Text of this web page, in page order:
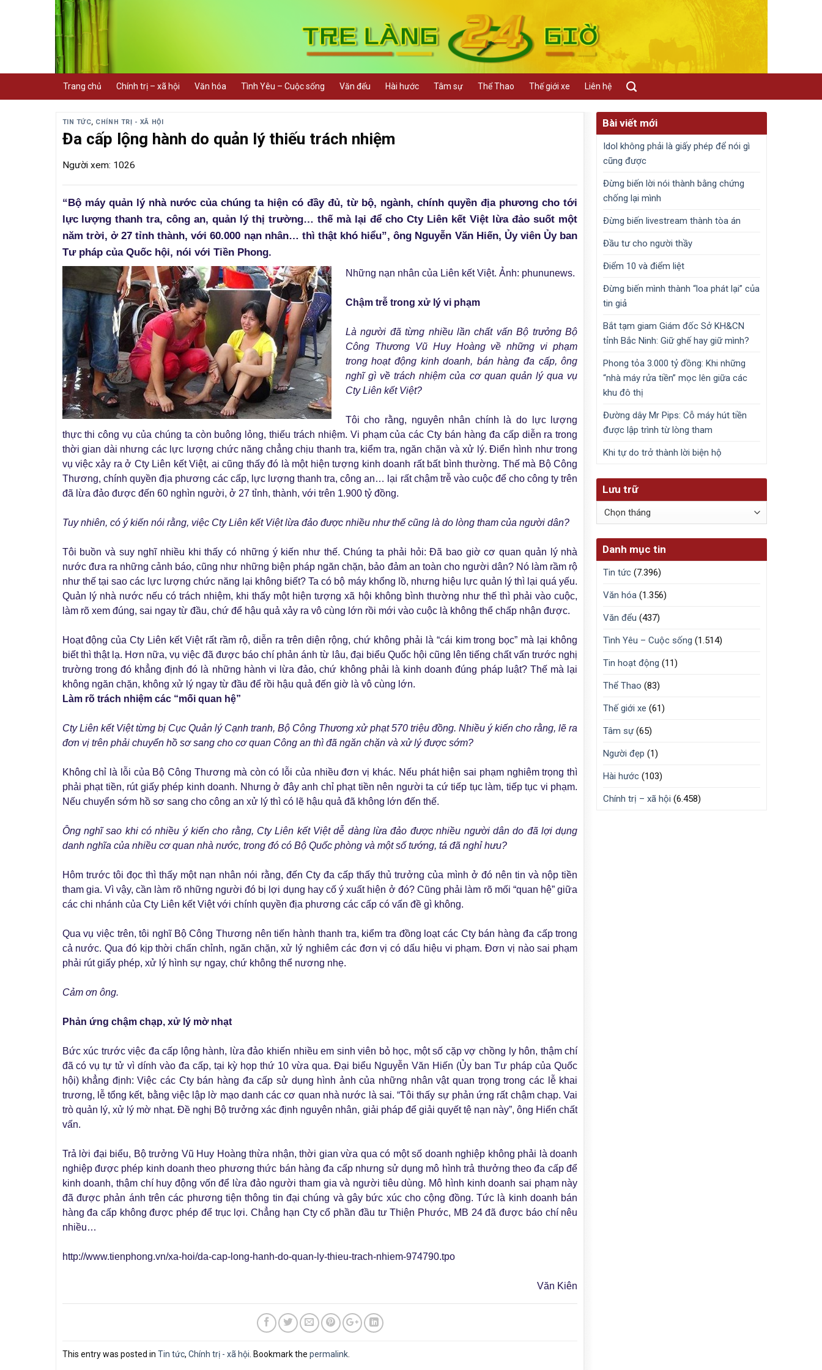
Trang chủ Chính trị – xã hội Văn hóa Tình Yêu – Cuộc sống Văn đểu Hài hước Tâm sự Thể Thao Thế giới xe Liên hệ
TIN TỨC, CHÍNH TRỊ - XÃ HỘI
Đa cấp lộng hành do quản lý thiếu trách nhiệm
Người xem: 1026
“Bộ máy quản lý nhà nước của chúng ta hiện có đầy đủ, từ bộ, ngành, chính quyền địa phương cho tới
lực lượng thanh tra, công an, quản lý thị trường… thế mà lại để cho Cty Liên kết Việt lừa đảo suốt một
năm trời, ở 27 tỉnh thành, với 60.000 nạn nhân… thì thật khó hiểu”, ông Nguyễn Văn Hiến, Ủy viên Ủy ban
Tư pháp của Quốc hội, nói với Tiền Phong.
Những nạn nhân của Liên kết Việt. Ảnh: phununews.
Chậm trễ trong xử lý vi phạm
Là người đã từng nhiều lần chất vấn Bộ trưởng Bộ
Công Thương Vũ Huy Hoàng về những vi phạm
trong hoạt động kinh doanh, bán hàng đa cấp, ông
nghĩ gì về trách nhiệm của cơ quan quản lý qua vụ
Cty Liên kết Việt?
Tôi cho rằng, nguyên nhân chính là do lực lượng
thực thi công vụ của chúng ta còn buông lỏng, thiếu trách nhiệm. Vi phạm của các Cty bán hàng đa cấp diễn ra trong
thời gian dài nhưng các lực lượng chức năng chẳng chịu thanh tra, kiểm tra, ngăn chặn và xử lý. Điển hình như trong
vụ việc xảy ra ở Cty Liên kết Việt, ai cũng thấy đó là một hiện tượng kinh doanh rất bất bình thường. Thế mà Bộ Công
Thương, chính quyền địa phương các cấp, lực lượng thanh tra, công an… lại rất chậm trễ vào cuộc để cho công ty trên
đã lừa đảo được đến 60 nghìn người, ở 27 tỉnh, thành, với trên 1.900 tỷ đồng.
Tuy nhiên, có ý kiến nói rằng, việc Cty Liên kết Việt lừa đảo được nhiều như thế cũng là do lòng tham của người dân?
Tôi buồn và suy nghĩ nhiều khi thấy có những ý kiến như thế. Chúng ta phải hỏi: Đã bao giờ cơ quan quản lý nhà
nước đưa ra những cảnh báo, cũng như những biện pháp ngăn chặn, bảo đảm an toàn cho người dân? Nó làm rầm rộ
như thế tại sao các lực lượng chức năng lại không biết? Ta có bộ máy khổng lồ, nhưng hiệu lực quản lý thì lại quá yếu.
Quản lý nhà nước nếu có trách nhiệm, khi thấy một hiện tượng xã hội không bình thường như thế thì phải vào cuộc,
làm rõ xem đúng, sai ngay từ đầu, chứ để hậu quả xảy ra vô cùng lớn rồi mới vào cuộc là không thể chấp nhận được.
Hoạt động của Cty Liên kết Việt rất rầm rộ, diễn ra trên diện rộng, chứ không phải là “cái kim trong bọc” mà lại không
biết thì thật lạ. Hơn nữa, vụ việc đã được báo chí phản ánh từ lâu, đại biểu Quốc hội cũng lên tiếng chất vấn trước nghị
trường trong đó khẳng định đó là những hành vi lừa đảo, chứ không phải là kinh doanh đúng pháp luật? Thế mà lại
không ngăn chặn, không xử lý ngay từ đầu để rồi hậu quả đến giờ là vô cùng lớn.
Làm rõ trách nhiệm các “mối quan hệ”
Cty Liên kết Việt từng bị Cục Quản lý Cạnh tranh, Bộ Công Thương xử phạt 570 triệu đồng. Nhiều ý kiến cho rằng, lẽ ra
đơn vị trên phải chuyển hồ sơ sang cho cơ quan Công an thì đã ngăn chặn và xử lý được sớm?
Không chỉ là lỗi của Bộ Công Thương mà còn có lỗi của nhiều đơn vị khác. Nếu phát hiện sai phạm nghiêm trọng thì
phải phạt tiền, rút giấy phép kinh doanh. Nhưng ở đây anh chỉ phạt tiền nên người ta cứ tiếp tục làm, tiếp tục vi phạm.
Nếu chuyển sớm hồ sơ sang cho công an xử lý thì có lẽ hậu quả đã không lớn đến thế.
Ông nghĩ sao khi có nhiều ý kiến cho rằng, Cty Liên kết Việt dễ dàng lừa đảo được nhiều người dân do đã lợi dụng
danh nghĩa của nhiều cơ quan nhà nước, trong đó có Bộ Quốc phòng và một số tướng, tá đã nghỉ hưu?
Hôm trước tôi đọc thì thấy một nạn nhân nói rằng, đến Cty đa cấp thấy thủ trưởng của mình ở đó nên tin và nộp tiền
tham gia. Vì vậy, cần làm rõ những người đó bị lợi dụng hay cố ý xuất hiện ở đó? Cũng phải làm rõ mối “quan hệ” giữa
các chi nhánh của Cty Liên kết Việt với chính quyền địa phương các cấp có vấn đề gì không.
Qua vụ việc trên, tôi nghĩ Bộ Công Thương nên tiến hành thanh tra, kiểm tra đồng loạt các Cty bán hàng đa cấp trong
cả nước. Qua đó kịp thời chấn chỉnh, ngăn chặn, xử lý nghiêm các đơn vị có dấu hiệu vi phạm. Đơn vị nào sai phạm
phải rút giấy phép, xử lý hình sự ngay, chứ không thể nương nhẹ.
Cảm ơn ông.
Phản ứng chậm chạp, xử lý mờ nhạt
Bức xúc trước việc đa cấp lộng hành, lừa đảo khiến nhiều em sinh viên bỏ học, một số cặp vợ chồng ly hôn, thậm chí
đã có vụ tự tử vì dính vào đa cấp, tại kỳ họp thứ 10 vừa qua. Đại biểu Nguyễn Văn Hiến (Ủy ban Tư pháp của Quốc
hội) khẳng định: Việc các Cty bán hàng đa cấp sử dụng hình ảnh của những nhân vật quan trọng trong các lễ khai
trương, lễ tổng kết, bằng việc lập lờ mạo danh các cơ quan nhà nước là sai. “Tôi thấy sự phản ứng rất chậm chạp. Vai
trò quản lý, xử lý mờ nhạt. Đề nghị Bộ trưởng xác định nguyên nhân, giải pháp để giải quyết tệ nạn này”, ông Hiến chất
vấn.
Trả lời đại biểu, Bộ trưởng Vũ Huy Hoàng thừa nhận, thời gian vừa qua có một số doanh nghiệp không phải là doanh
nghiệp được phép kinh doanh theo phương thức bán hàng đa cấp nhưng sử dụng mô hình trả thưởng theo đa cấp để
kinh doanh, thậm chí huy động vốn để lừa đảo người tham gia và người tiêu dùng. Mô hình kinh doanh sai phạm này
đã được phản ánh trên các phương tiện thông tin đại chúng và gây bức xúc cho cộng đồng. Tức là kinh doanh bán
hàng đa cấp không được phép để trục lợi. Chẳng hạn Cty cổ phần đầu tư Thiện Phước, MB 24 đã được báo chí nêu
nhiều…
http://www.tienphong.vn/xa-hoi/da-cap-long-hanh-do-quan-ly-thieu-trach-nhiem-974790.tpo
Văn Kiên
This entry was posted in Tin tức, Chính trị - xã hội . Bookmark the permalink.
Bài viết mới
Idol không phải là giấy phép để nói gì
cũng được
Đừng biến lời nói thành bằng chứng
chống lại mình
Đừng biến livestream thành tòa án
Đầu tư cho người thầy
Điểm 10 và điểm liệt
Đừng biến mình thành “loa phát lại” của
tin giả
Bắt tạm giam Giám đốc Sở KH&CN
tỉnh Bắc Ninh: Giữ ghế hay giữ mình?
Phong tỏa 3.000 tỷ đồng: Khi những
“nhà máy rửa tiền” mọc lên giữa các
khu đô thị
Đường dây Mr Pips: Cỗ máy hút tiền
được lập trình từ lòng tham
Khi tự do trở thành lời biện hộ
Lưu trữ
Lưu
Danh mục tin
Tin tức (7.396)
Văn hóa (1.356)
Văn đểu (437)
Tình Yêu – Cuộc sống (1.514)
Tin hoạt động (11)
Thể Thao (83)
Thế giới xe (61)
Tâm sự(65)
Người đẹp (1)
Hài hước (103)
Chính trị – xã hội (6.458)